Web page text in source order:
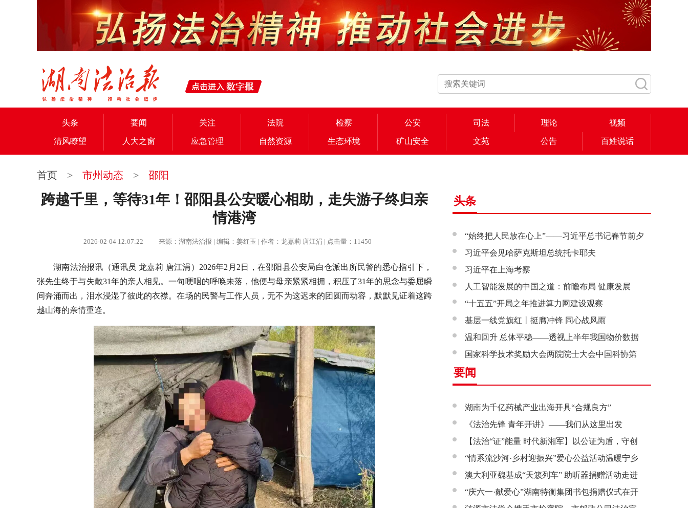
头条 要闻 关注 法院 检察 公安 司法 理论 视频
清风瞭望 人大之窗 应急管理 自然资源 生态环境 矿山安全 文苑 公告 百姓说话
首页 > 市州动态 > 邵阳
跨越千里，等待31年！邵阳县公安暖心相助，走失游子终归亲
情港湾
2026-02-04 12:07:22 来源：湖南法治报 | 编辑：姜红玉 | 作者：龙嘉莉 唐江涓 | 点击量：11450
湖南法治报讯（通讯员 龙嘉莉 唐江涓）2026年2月2日，在邵阳县公安局白仓派出所民警的悉心指引下，
张先生终于与失散31年的亲人相见。一句哽咽的呼唤未落，他便与母亲紧紧相拥，积压了31年的思念与委屈瞬
间奔涌而出，泪水浸湿了彼此的衣襟。在场的民警与工作人员，无不为这迟来的团圆而动容，默默见证着这跨
越山海的亲情重逢。
头条
“始终把人民放在心上”——习近平总书记春节前夕
赴辽宁看望慰问基层干部群众纪实
习近平会见哈萨克斯坦总统托卡耶夫
习近平在上海考察
人工智能发展的中国之道：前瞻布局 健康发展
“十五五”开局之年推进算力网建设观察
基层一线党旗红丨挺膺冲锋 同心战风雨
温和回升 总体平稳——透视上半年我国物价数据
国家科学技术奖励大会两院院士大会中国科协第
十一次全国代表大会在京召开
要闻
湖南为千亿药械产业出海开具“合规良方”
《法治先锋 青年开讲》——我们从这里出发
【法治“证”能量 时代新湘军】以公证为盾，守创
新之魂 湖南青年公证人为知识产权保护筑牢防线
“情系流沙河·乡村迎振兴”爱心公益活动温暖宁乡
市流沙河镇
澳大利亚魏基成“天籁列车” 助听器捐赠活动走进
开慧镇
“庆六一·献爱心”湖南特衡集团书包捐赠仪式在开